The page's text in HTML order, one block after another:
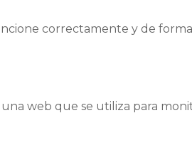
correctamente y de
web que se utiliza para